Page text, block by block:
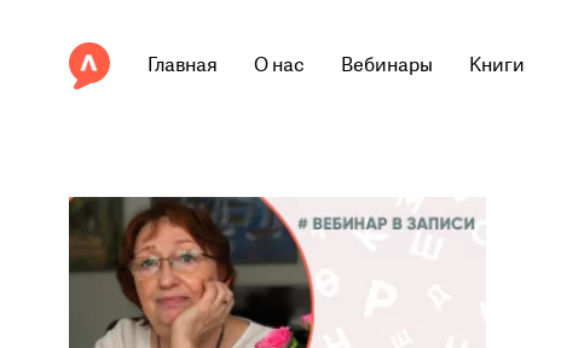
Главная О нас Вебинары Книги